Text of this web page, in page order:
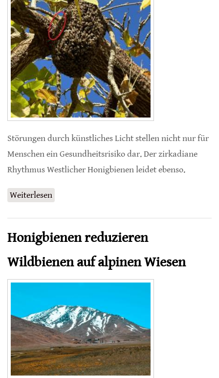
Störungen durch künstliches Licht stellen nicht nur für
Menschen ein Gesundheitsrisiko dar. Der zirkadiane
Rhythmus Westlicher Honigbienen leidet ebenso.
Weiterlesen
Honigbienen reduzieren
Wildbienen auf alpinen Wiesen